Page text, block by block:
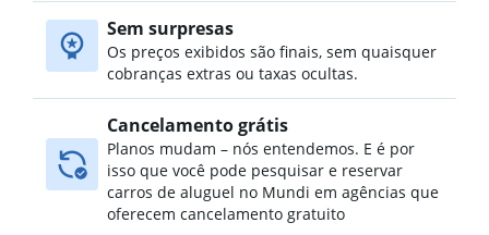
Aluguel de carros no Northeast Memphis, Memphis
Aluguel de carros no Germantown, Nashville
Aluguel de carros no Belle Meade, Nashville
Aluguel de carros no Waverly / Melrose / Breeze Hill,
Nashville
Aluguel de carros no Hillwood / White Bridge, Nashville
Aluguel de carros no Southeast Nashville, Nashville
Sem surpresas
Os preços exibidos são finais, sem quaisquer
cobranças extras ou taxas ocultas.
Cancelamento grátis
Planos mudam – nós entendemos. E é por
isso que você pode pesquisar e reservar
carros de aluguel no Mundi em agências que
oferecem cancelamento gratuito